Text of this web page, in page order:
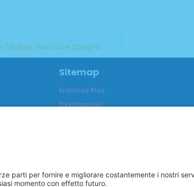
Belgio, Francia e Spagna
Sitemap
Erasmus Plus
Destinazioni
Blog